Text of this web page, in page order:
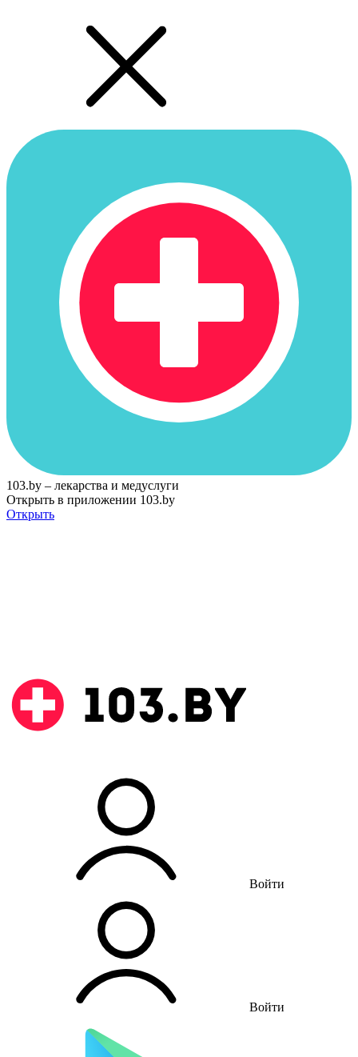
103.by – лекарства и медуслуги
Открыть в приложении 103.by
Открыть
Войти
Войти